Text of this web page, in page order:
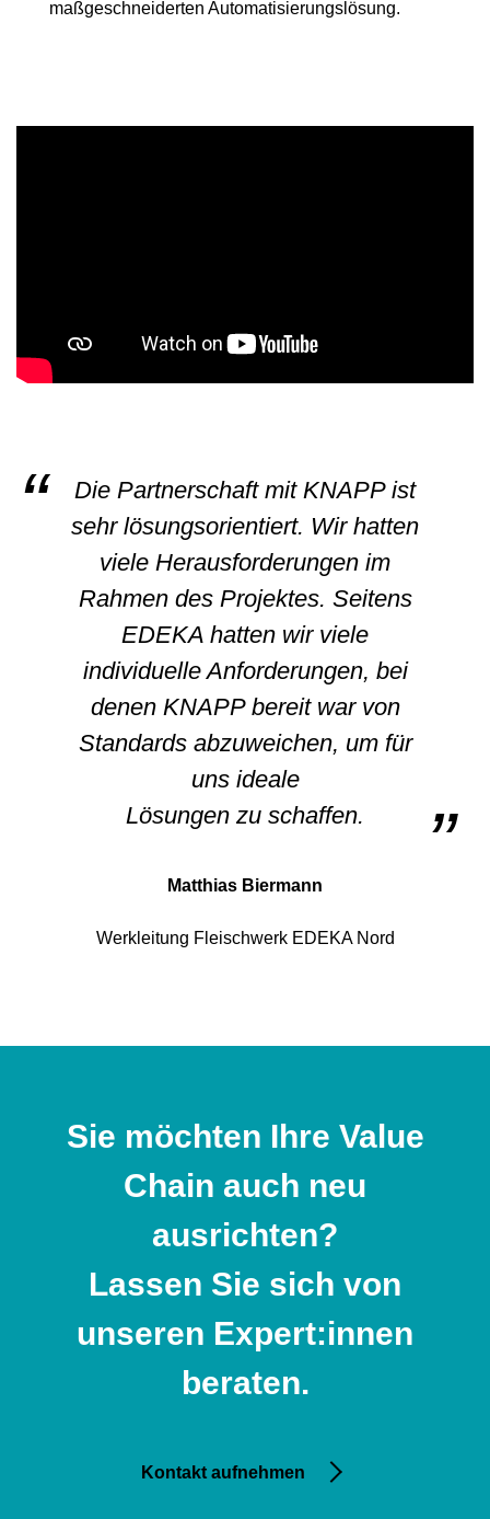
maßgeschneiderten Automatisierungslösung.
Die Partnerschaft mit KNAPP ist
sehr lösungsorientiert. Wir hatten
viele Herausforderungen im
Rahmen des Projektes. Seitens
EDEKA hatten wir viele
individuelle Anforderungen, bei
denen KNAPP bereit war von
Standards abzuweichen, um für
uns ideale
Lösungen zu schaffen.
Matthias Biermann
Werkleitung Fleischwerk EDEKA Nord
Sie möchten Ihre Value
Chain auch neu
ausrichten?
Lassen Sie sich von
unseren Expert:innen
beraten.
Kontakt aufnehmen